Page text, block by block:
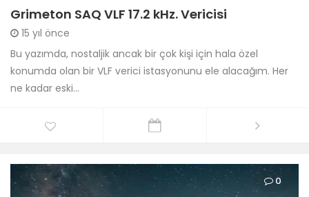
Grimeton SAQ VLF 17.2 kHz. Vericisi
15 yıl önce
Bu yazımda, nostaljik ancak bir çok kişi için hala özel
konumda olan bir VLF verici istasyonunu ele alacağım. Her
ne kadar eski...
0